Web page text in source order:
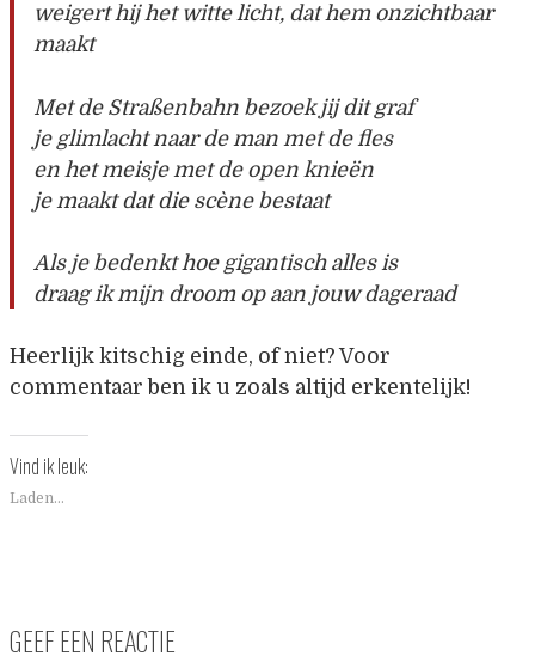
weigert hij het witte licht, dat hem onzichtbaar
maakt
Met de Straßenbahn bezoek jij dit graf
je glimlacht naar de man met de fles
en het meisje met de open knieën
je maakt dat die scène bestaat
Als je bedenkt hoe gigantisch alles is
draag ik mijn droom op aan jouw dageraad
Heerlijk kitschig einde, of niet? Voor
commentaar ben ik u zoals altijd erkentelijk!
Vind ik leuk:
Laden...
GEEF EEN REACTIE